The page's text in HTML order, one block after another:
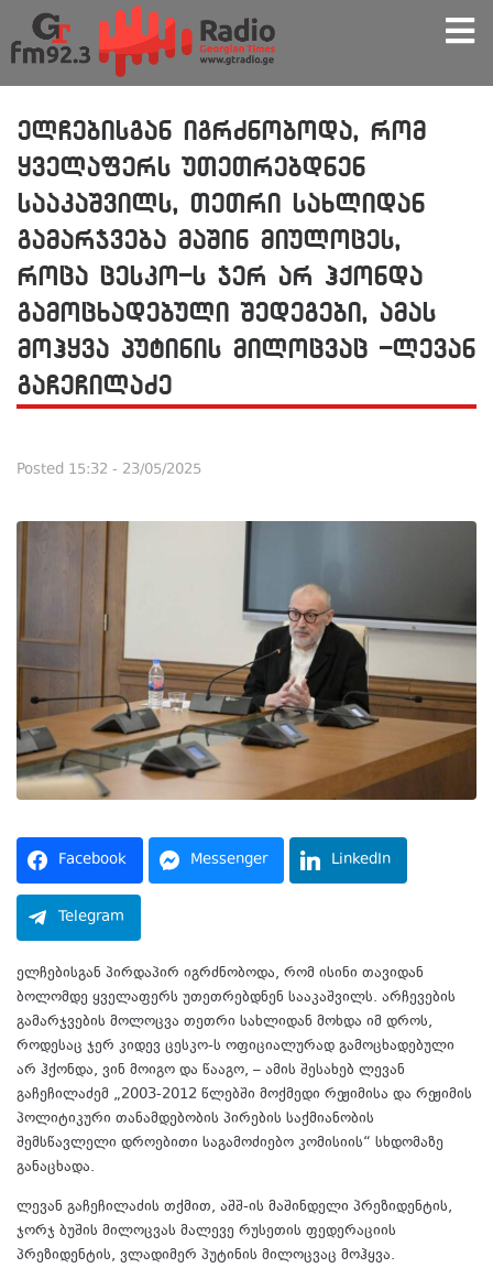
ელჩებისგან იგრძნობოდა, რომ
ყველაფერს უთეთრებდნენ
სააკაშვილს, თეთრი სახლიდან
გამარჯვება მაშინ მიულოცეს,
როცა ცესკო-ს ჯერ არ ჰქონდა
გამოცხადებული შედეგები, ამას
მოჰყვა პუტინის მილოცვაც -ლევან
გაჩეჩილაძე
Posted 15:32 - 23/05/2025
Facebook Messenger LinkedIn
Telegram
ელჩებისგან პირდაპირ იგრძნობოდა, რომ ისინი თავიდან
ბოლომდე ყველაფერს უთეთრებდნენ სააკაშვილს. არჩევების
გამარჯვების მოლოცვა თეთრი სახლიდან მოხდა იმ დროს,
როდესაც ჯერ კიდევ ცესკო-ს ოფიციალურად გამოცხადებული
არ ჰქონდა, ვინ მოიგო და წააგო, – ამის შესახებ ლევან
გაჩეჩილაძემ „2003-2012 წლებში მოქმედი რეჟიმისა და რეჟიმის
პოლიტიკური თანამდებობის პირების საქმიანობის
შემსწავლელი დროებითი საგამოძიებო კომისიის“ სხდომაზე
განაცხადა.
ლევან გაჩეჩილაძის თქმით, აშშ-ის მაშინდელი პრეზიდენტის,
ჯორჯ ბუშის მილოცვას მალევე რუსეთის ფედერაციის
პრეზიდენტის, ვლადიმერ პუტინის მილოცვაც მოჰყვა.